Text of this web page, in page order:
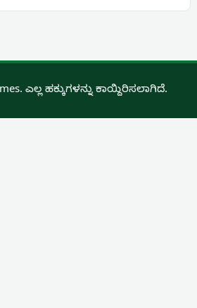
ಎಲ್ಲ ಹಕ್ಕುಗಳನ್ನು ಕಾಯ್ದಿರಿಸಲಾಗಿದೆ.